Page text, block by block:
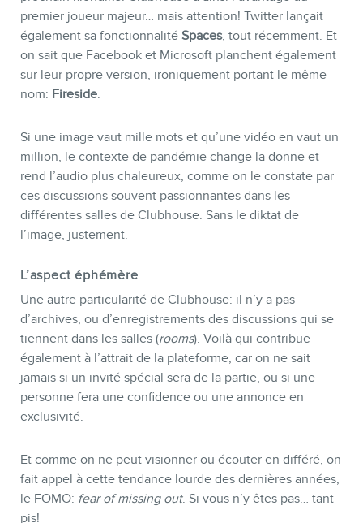
premier joueur majeur… mais attention! Twitter lançait
également sa fonctionnalité Spaces, tout récemment. Et
on sait que Facebook et Microsoft planchent également
sur leur propre version, ironiquement portant le même
nom: Fireside.
Si une image vaut mille mots et qu’une vidéo en vaut un
million, le contexte de pandémie change la donne et
rend l’audio plus chaleureux, comme on le constate par
ces discussions souvent passionnantes dans les
différentes salles de Clubhouse. Sans le diktat de
l’image, justement.
L’aspect éphémère
Une autre particularité de Clubhouse: il n’y a pas
d’archives, ou d’enregistrements des discussions qui se
tiennent dans les salles (rooms). Voilà qui contribue
également à l’attrait de la plateforme, car on ne sait
jamais si un invité spécial sera de la partie, ou si une
personne fera une confidence ou une annonce en
exclusivité.
Et comme on ne peut visionner ou écouter en différé, on
fait appel à cette tendance lourde des dernières années,
le FOMO: fear of missing out. Si vous n’y êtes pas… tant
pis!